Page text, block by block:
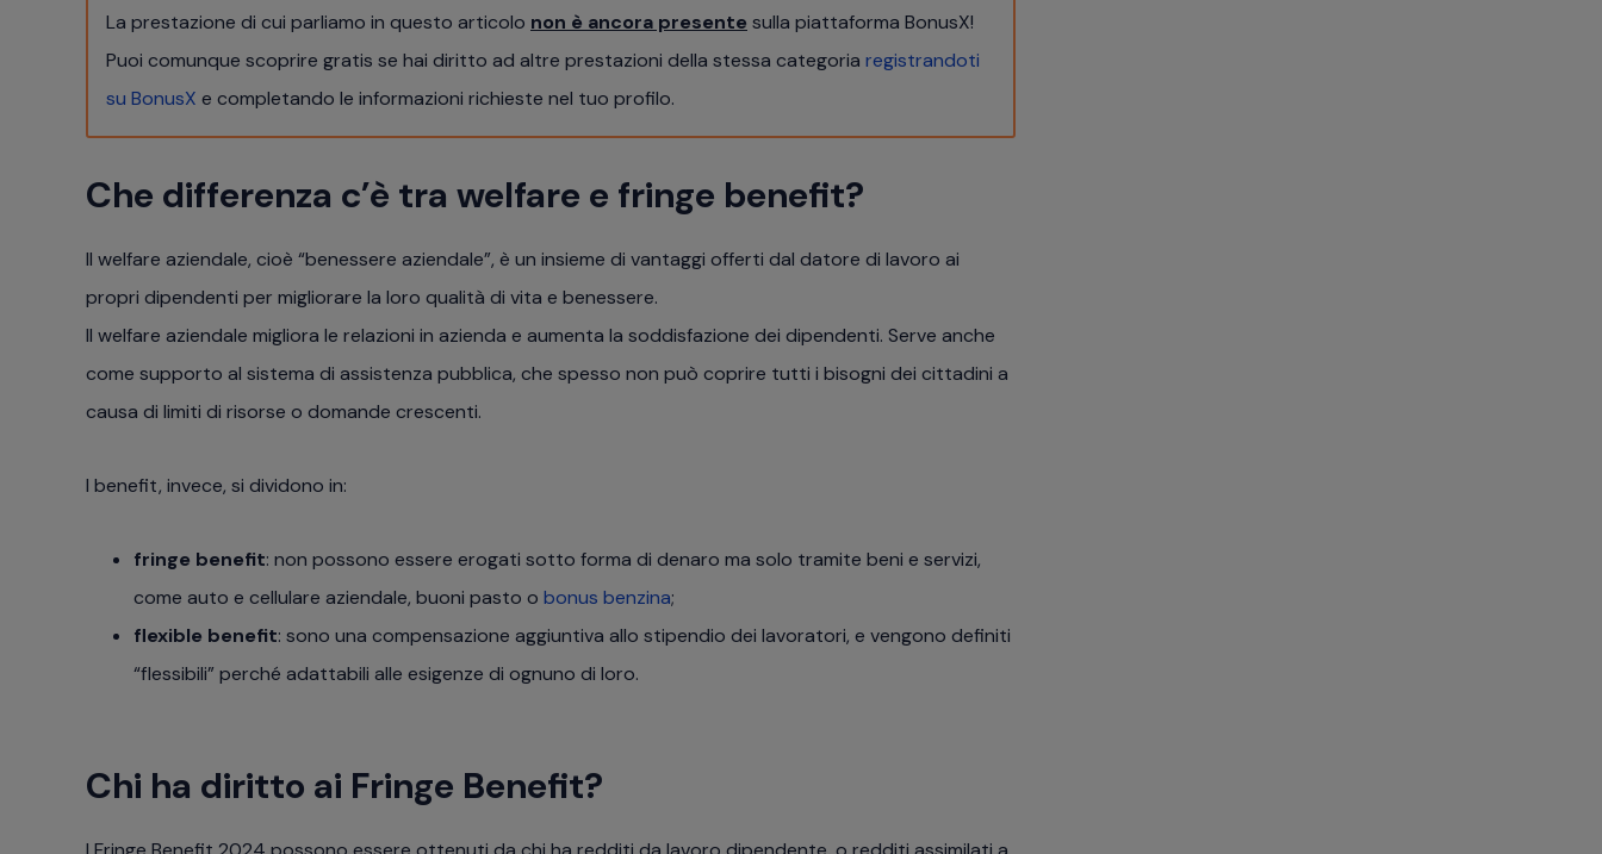
La prestazione di cui parliamo in questo articolo non è ancora presente sulla piattaforma BonusX!
Puoi comunque scoprire gratis se hai diritto ad altre prestazioni della stessa categoria registrandoti
su BonusX e completando le informazioni richieste nel tuo profilo.
Che differenza c’è tra welfare e fringe benefit?
Il welfare aziendale, cioè “benessere aziendale”, è un insieme di vantaggi offerti dal datore di lavoro ai
propri dipendenti per migliorare la loro qualità di vita e benessere.
Il welfare aziendale migliora le relazioni in azienda e aumenta la soddisfazione dei dipendenti. Serve anche
come supporto al sistema di assistenza pubblica, che spesso non può coprire tutti i bisogni dei cittadini a
causa di limiti di risorse o domande crescenti.
I benefit, invece, si dividono in:
fringe benefit: non possono essere erogati sotto forma di denaro ma solo tramite beni e servizi,
come auto e cellulare aziendale, buoni pasto o bonus benzina;
flexible benefit: sono una compensazione aggiuntiva allo stipendio dei lavoratori, e vengono definiti
“flessibili” perché adattabili alle esigenze di ognuno di loro.
Chi ha diritto ai Fringe Benefit?